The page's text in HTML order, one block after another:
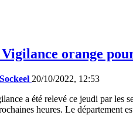
orange
20/10/2022, 12:53
a été relevé ce jeudi par les
heures. Le département